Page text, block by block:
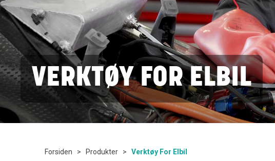
VERKTØY FOR ELBIL
Forsiden > Produkter > Verktøy For Elbil